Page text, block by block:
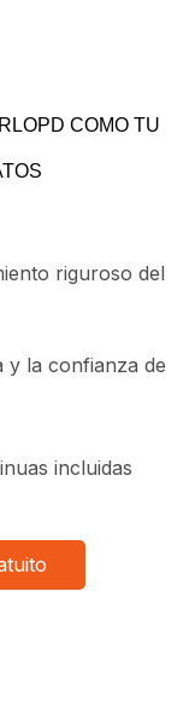
COMO TU
riguroso del
y la confianza de
incluidas